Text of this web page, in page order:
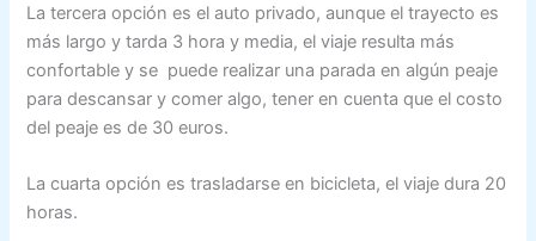
La tercera opción es el auto privado, aunque el trayecto es
más largo y tarda 3 hora y media, el viaje resulta más
confortable y se puede realizar una parada en algún peaje
para descansar y comer algo, tener en cuenta que el costo
del peaje es de 30 euros.
La cuarta opción es trasladarse en bicicleta, el viaje dura 20
horas.